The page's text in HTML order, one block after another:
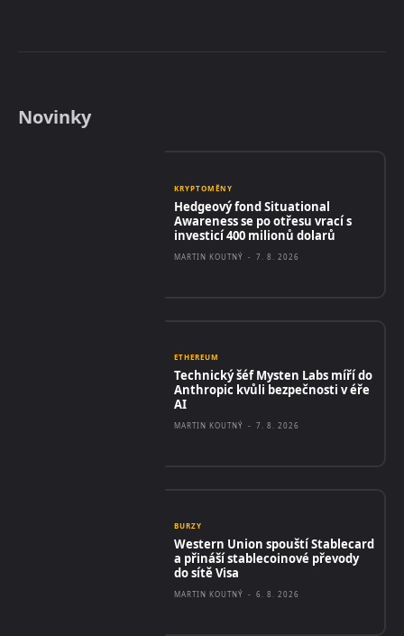
Novinky
KRYPTOMĚNY
Hedgeový fond Situational
Awareness se po otřesu vrací s
investicí 400 milionů dolarů
MARTIN KOUTNÝ - 7. 8. 2026
ETHEREUM
Technický šéf Mysten Labs míří do
Anthropic kvůli bezpečnosti v éře
AI
MARTIN KOUTNÝ - 7. 8. 2026
BURZY
Western Union spouští Stablecard
a přináší stablecoinové převody
do sítě Visa
MARTIN KOUTNÝ - 6. 8. 2026